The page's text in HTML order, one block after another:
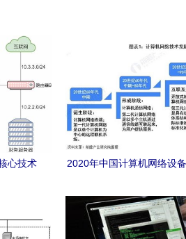
心技术
2020年中国计算机网络设